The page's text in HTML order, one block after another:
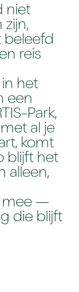
niet
zijn,
beleefd
reis
het
een
Park,
al je
komt
blijft het
alleen,
mee —
die blijft